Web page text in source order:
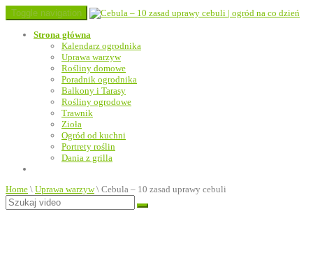
Toggle navigation
Strona główna
Kalendarz ogrodnika
Uprawa warzyw
Rośliny domowe
Poradnik ogrodnika
Balkony i Tarasy
Rośliny ogrodowe
Trawnik
Zioła
Ogród od kuchni
Portrety roślin
Dania z grilla
Home \ Uprawa warzyw\ Cebula – 10 zasad uprawy cebuli